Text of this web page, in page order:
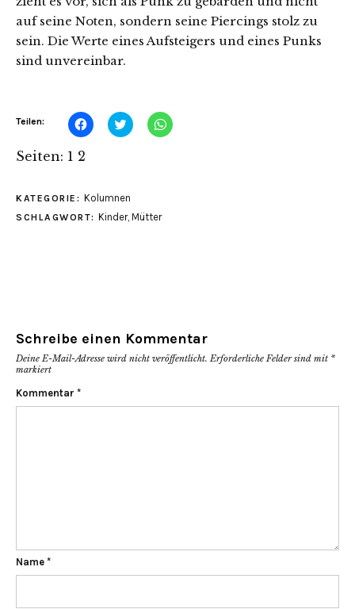
auf seine Noten, sondern seine Piercings stolz zu
sein. Die Werte eines Aufsteigers und eines Punks
sind unvereinbar.
Teilen: Klick,
um
in
neuem
Fenster
geöffnet)
Klick,
um
in
neuem
Fenster
geöffnet)
Klicken,
um
Seiten: 1 2
KATEGORIE: Kolumnen
SCHLAGWORT: Kinder, Mütter
Schreibe einen Kommentar
Deine E-Mail-Adresse wird nicht veröffentlicht. Erforderliche Felder sind mit *
markiert
Kommentar *
Name *